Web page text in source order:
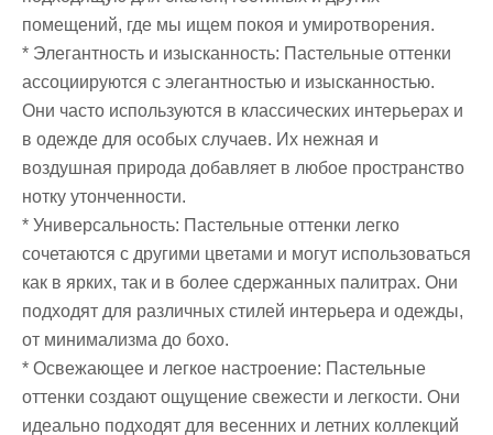
помещений, где мы ищем покоя и умиротворения.
* Элегантность и изысканность: Пастельные оттенки
ассоциируются с элегантностью и изысканностью.
Они часто используются в классических интерьерах и
в одежде для особых случаев. Их нежная и
воздушная природа добавляет в любое пространство
нотку утонченности.
* Универсальность: Пастельные оттенки легко
сочетаются с другими цветами и могут использоваться
как в ярких, так и в более сдержанных палитрах. Они
подходят для различных стилей интерьера и одежды,
от минимализма до бохо.
* Освежающее и легкое настроение: Пастельные
оттенки создают ощущение свежести и легкости. Они
идеально подходят для весенних и летних коллекций